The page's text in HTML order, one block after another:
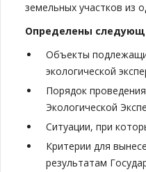
земельных участков из
Определены
Объекты
экологической
Порядок
Экологической
Ситуации, при
Критерии для
результатам